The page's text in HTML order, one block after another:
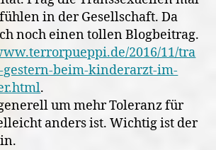
in der Gesellschaft. Da
noch einen tollen Blogbeitrag.
2016/11/tra
beim-kinderarzt-im-
.
um mehr Toleranz für
anders ist. Wichtig ist der